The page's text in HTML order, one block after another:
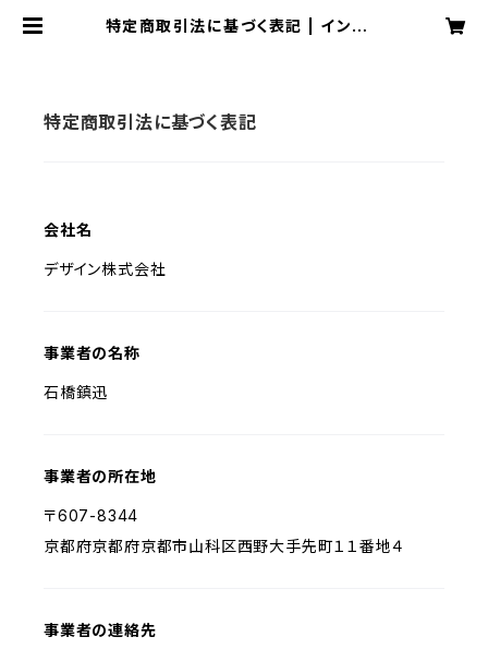
特定商取引法に基づく表記 | インテリ
特定商取引法に基づく表記
会社名
デザイン株式会社
事業者の名称
石橋鎮迅
事業者の所在地
〒607-8344
京都府京都府京都市山科区西野大手先町１１番地４
事業者の連絡先